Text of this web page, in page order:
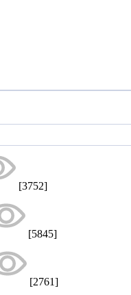
[3752]
[5845]
[2761]